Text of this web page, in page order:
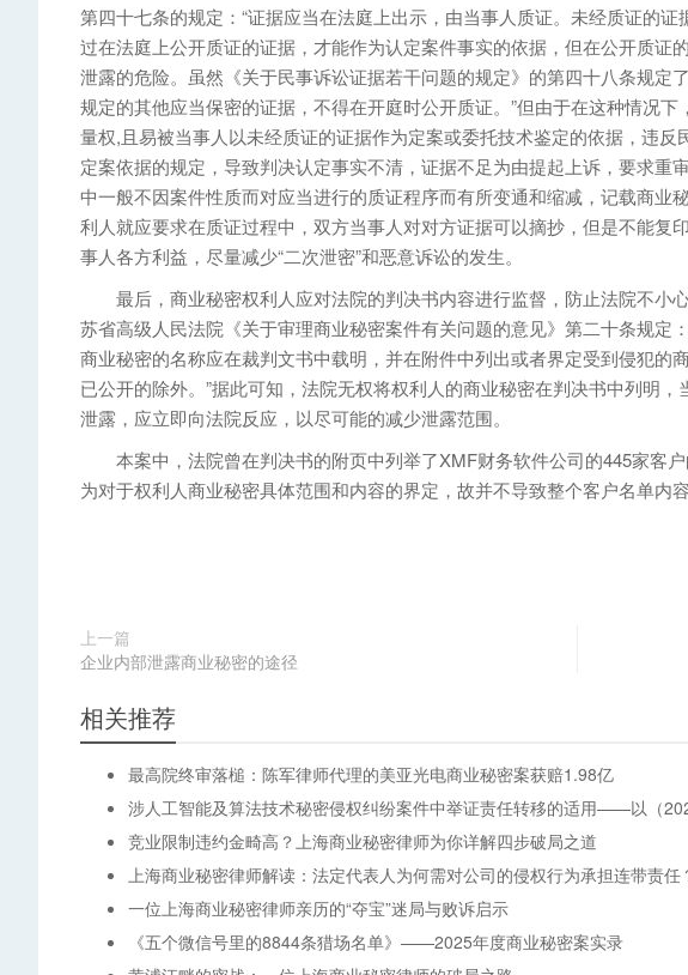
第四十七条的规定：“证据应当在法庭上出示，由当事人质证。未经质证的
过在法庭上公开质证的证据，才能作为认定案件事实的依据，但在公开质证
泄露的危险。虽然《关于民事诉讼证据若干问题的规定》的第四十八条规定
规定的其他应当保密的证据，不得在开庭时公开质证。”但由于在这种情况
量权,且易被当事人以未经质证的证据作为定案或委托技术鉴定的依据，违
定案依据的规定，导致判决认定事实不清，证据不足为由提起上诉，要求重
中一般不因案件性质而对应当进行的质证程序而有所变通和缩减，记载商业
利人就应要求在质证过程中，双方当事人对对方证据可以摘抄，但是不能复
事人各方利益，尽量减少“二次泄密”和恶意诉讼的发生。
最后，商业秘密权利人应对法院的判决书内容进行监督，防止法院不小
苏省高级人民法院《关于审理商业秘密案件有关问题的意见》第二十条规定
商业秘密的名称应在裁判文书中载明，并在附件中列出或者界定受到侵犯的
已公开的除外。”据此可知，法院无权将权利人的商业秘密在判决书中列明
泄露，应立即向法院反应，以尽可能的减少泄露范围。
本案中，法院曾在判决书的附页中列举了XMF财务软件公司的445家客
为对于权利人商业秘密具体范围和内容的界定，故并不导致整个客户名单内
上一篇
企业内部泄露商业秘密的途径
相关推荐
最高院终审落槌：陈军律师代理的美亚光电商业秘密案获赔1.98亿
涉人工智能及算法技术秘密侵权纠纷案件中举证责任转移的适用——以（
竞业限制违约金畸高？上海商业秘密律师为你详解四步破局之道
上海商业秘密律师解读：法定代表人为何需对公司的侵权行为承担连带责任
一位上海商业秘密律师亲历的“夺宝”迷局与败诉启示
《五个微信号里的8844条猎场名单》——2025年度商业秘密案实录